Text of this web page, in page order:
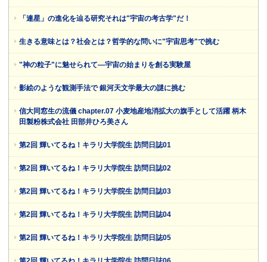
「連星」の進化を辿る研究それは"宇宙の考古学"だ！
生きる意味とは？社会とは？哲学的な問いに"宇宙思考"で挑む
"神の粒子"に魅せられて―宇宙の始まりを創る実験屋
影絵のような観測手法で 銀河天文学最大の謎に挑む
信大同窓生の流儀 chapter.07 小麦地産地消拡大の旗手として活躍 柄木
田製粉株式会社 田部井ひろ美さん
第2回 輝いてるね！キラリ大学院生 訪問日誌01
第2回 輝いてるね！キラリ大学院生 訪問日誌02
第2回 輝いてるね！キラリ大学院生 訪問日誌03
第2回 輝いてるね！キラリ大学院生 訪問日誌04
第2回 輝いてるね！キラリ大学院生 訪問日誌05